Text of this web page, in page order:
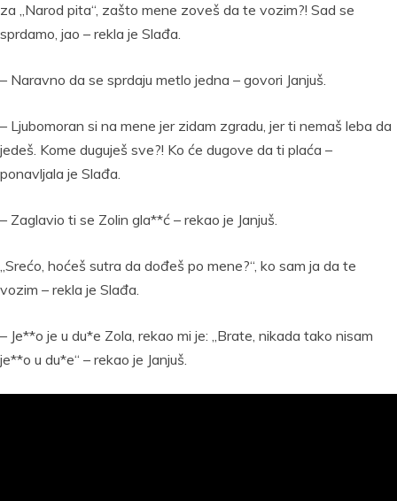
za „Narod pita“, zašto mene zoveš da te vozim?! Sad se
sprdamo, jao – rekla je Slađa.
– Naravno da se sprdaju metlo jedna – govori Janjuš.
– Ljubomoran si na mene jer zidam zgradu, jer ti nemaš leba da
jedeš. Kome duguješ sve?! Ko će dugove da ti plaća –
ponavljala je Slađa.
– Zaglavio ti se Zolin gla**ć – rekao je Janjuš.
„Srećo, hoćeš sutra da dođeš po mene?“, ko sam ja da te
vozim – rekla je Slađa.
– Je**o je u du*e Zola, rekao mi je: „Brate, nikada tako nisam
je**o u du*e“ – rekao je Janjuš.